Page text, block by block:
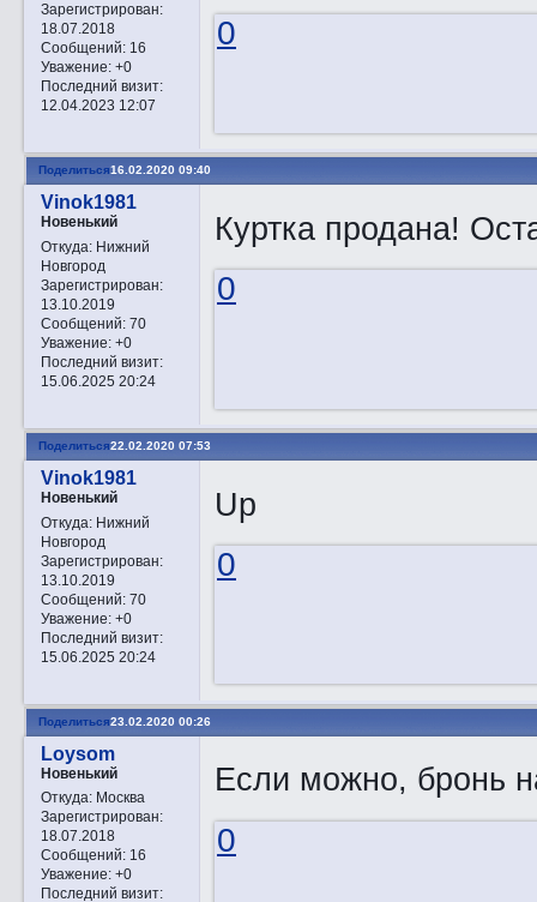
Зарегистрирован:
18.07.2018
Сообщений:16
Уважение: +0
Последний визит:
12.04.2023 12:07
0
Поделиться16.02.2020 09:40
Vinok1981
Новенький
Откуда:Нижний
Новгород
Зарегистрирован:
13.10.2019
Сообщений:70
Уважение: +0
Последний визит:
15.06.2025 20:24
Куртка продана!
0
Поделиться22.02.2020 07:53
Vinok1981
Новенький
Откуда:Нижний
Новгород
Зарегистрирован:
13.10.2019
Сообщений:70
Уважение: +0
Последний визит:
15.06.2025 20:24
Up
0
Поделиться23.02.2020 00:26
Loysom
Новенький
Откуда:Москва
Зарегистрирован:
18.07.2018
Сообщений:16
Уважение: +0
Последний визит:
Если можно, бронь
0